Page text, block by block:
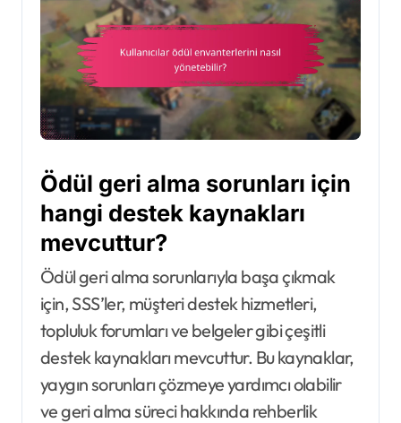
Ödül geri alma sorunları için
hangi destek kaynakları
mevcuttur?
Ödül geri alma sorunlarıyla başa çıkmak
için, SSS’ler, müşteri destek hizmetleri,
topluluk forumları ve belgeler gibi çeşitli
destek kaynakları mevcuttur. Bu kaynaklar,
yaygın sorunları çözmeye yardımcı olabilir
ve geri alma süreci hakkında rehberlik